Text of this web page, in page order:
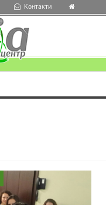
Контакти